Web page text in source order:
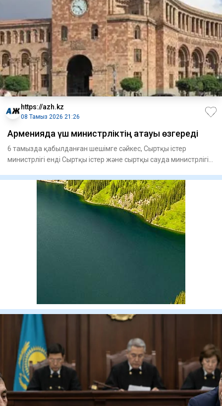
https://azh.kz
08 Тамыз 2026 21:26
Арменияда үш министрліктің атауы өзгереді
6 тамызда қабылданған шешімге сәйкес, Сыртқы істер
министрлігі енді Сыртқы істер және сыртқы сауда министрлігі